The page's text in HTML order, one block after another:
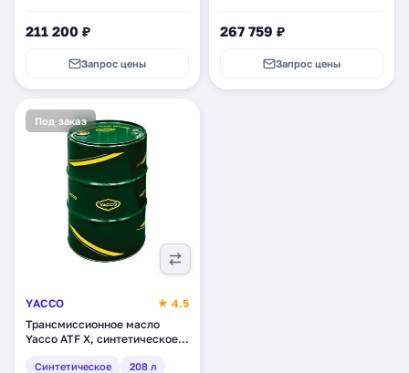
211 200 ₽
Запрос цены
267 759 ₽
Запрос цены
Под заказ
YACCO
★ 4.5
Трансмиссионное масло
Yacco ATF X, синтетическое,
Синтетическое 208 л